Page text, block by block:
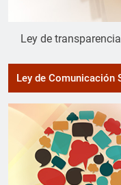
Ley de
Ley de Comunicación